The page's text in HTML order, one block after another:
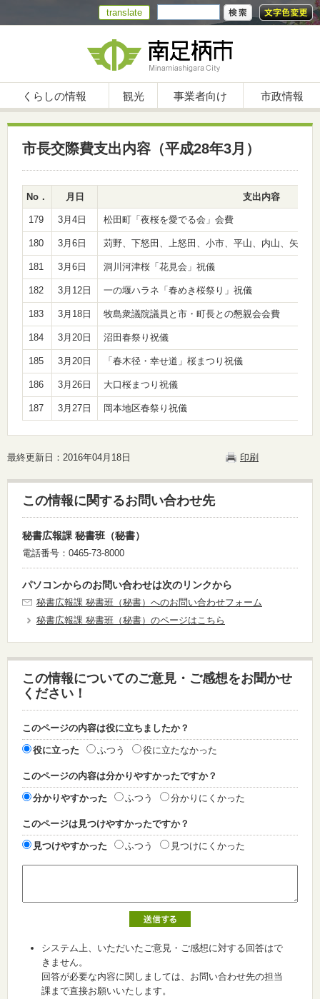
translate
くらしの情報 観光 事業者向け 市政情報
市長交際費支出内容（平成28年3月）
No． 月日 支出内容
179 3月4日 松田町「夜桜を愛でる会」会費
180 3月6日 苅野、下怒田、上怒田、小市、平山、内山、矢倉
181 3月6日 洞川河津桜「花見会」祝儀
182 3月12日 一の堰ハラネ「春めき桜祭り」祝儀
183 3月18日 牧島衆議院議員と市・町長との懇親会会費
184 3月20日 沼田春祭り祝儀
185 3月20日 「春木径・幸せ道」桜まつり祝儀
186 3月26日 大口桜まつり祝儀
187 3月27日 岡本地区春祭り祝儀
最終更新日：2016年04月18日 印刷
この情報に関するお問い合わせ先
秘書広報課 秘書班（秘書）
電話番号：0465-73-8000
パソコンからのお問い合わせは次のリンクから
秘書広報課 秘書班（秘書）へのお問い合わせフォーム
秘書広報課 秘書班（秘書）のページはこちら
この情報についてのご意見・ご感想をお聞かせ
ください！
このページの内容は役に立ちましたか？
役に立った ふつう 役に立たなかった
このページの内容は分かりやすかったですか？
分かりやすかった ふつう 分かりにくかった
このページは見つけやすかったですか？
見つけやすかった ふつう 見つけにくかった
システム上、いただいたご意見・ご感想に対する回答はで
きません。
回答が必要な内容に関しましては、お問い合わせ先の担当
課まで直接お願いいたします。